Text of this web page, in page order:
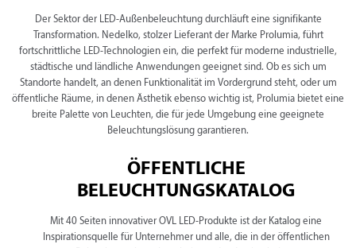
Der Sektor der LED-Außenbeleuchtung durchläuft eine signifikante
Transformation. Nedelko, stolzer Lieferant der Marke Prolumia, führt
fortschrittliche LED-Technologien ein, die perfekt für moderne industrielle,
städtische und ländliche Anwendungen geeignet sind. Ob es sich um
Standorte handelt, an denen Funktionalität im Vordergrund steht, oder um
öffentliche Räume, in denen Ästhetik ebenso wichtig ist, Prolumia bietet eine
breite Palette von Leuchten, die für jede Umgebung eine geeignete
Beleuchtungslösung garantieren.
ÖFFENTLICHE
BELEUCHTUNGSKATALOG
Mit 40 Seiten innovativer OVL LED-Produkte ist der Katalog eine
Inspirationsquelle für Unternehmer und alle, die in der öffentlichen